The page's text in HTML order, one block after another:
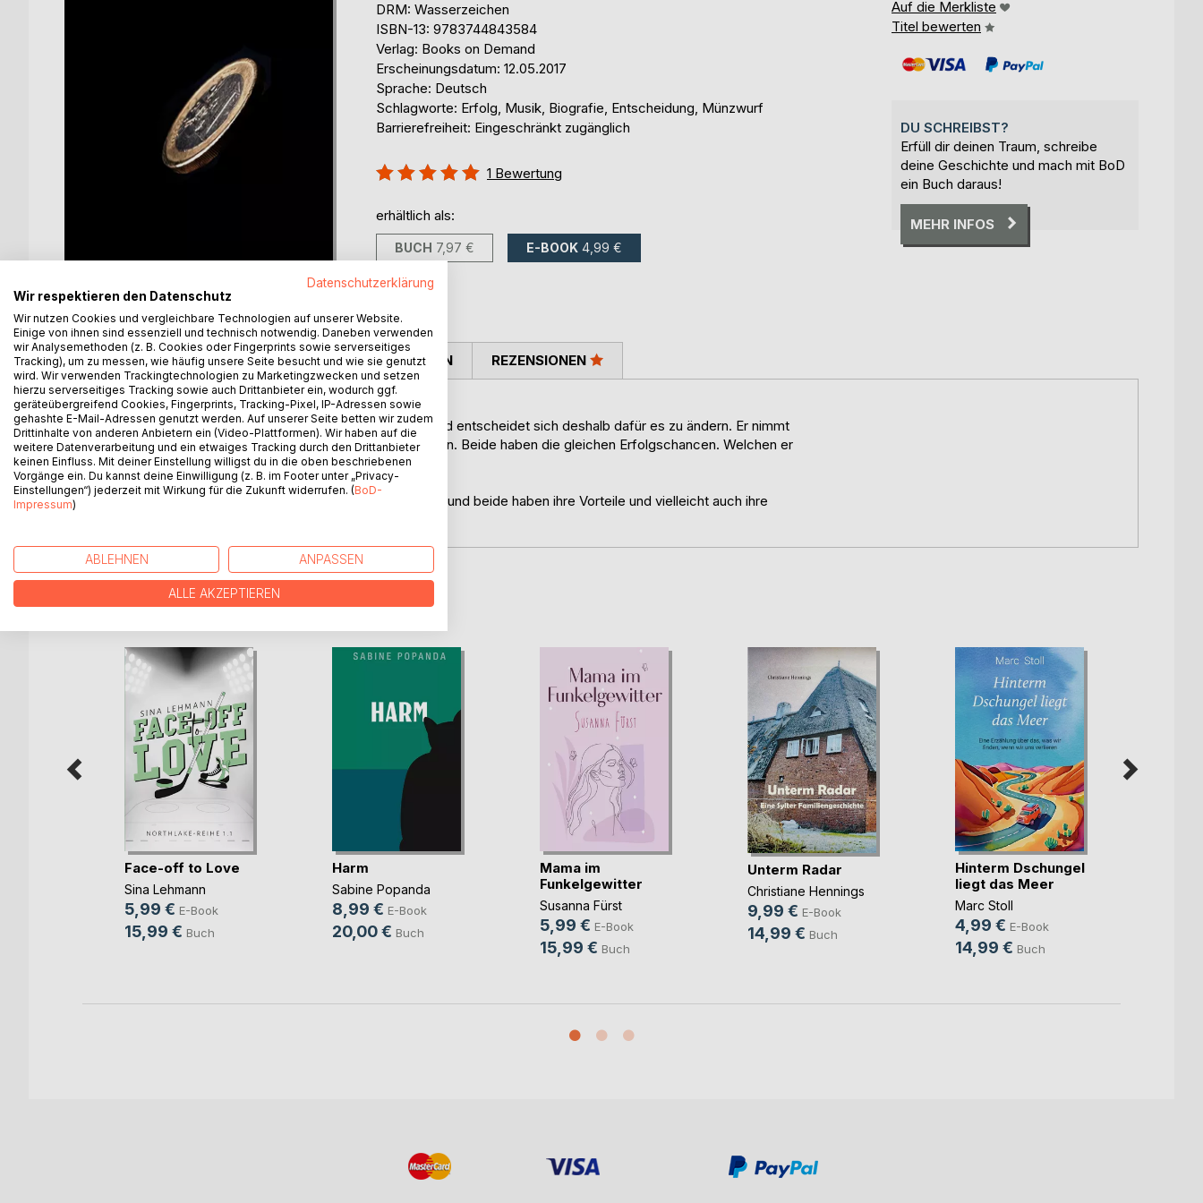
DRM: Wasserzeichen
ISBN-13: 9783744843584
Verlag: Books on Demand
Erscheinungsdatum: 12.05.2017
Sprache: Deutsch
Schlagworte: Erfolg, Musik, Biografie, Entscheidung, Münzwurf
Barrierefreiheit: Eingeschränkt zugänglich
Bewertung::
1 Bewertung
erhältlich als:
BUCH 7,97 € E-BOOK 4,99 €
Auf die Merkliste
Titel bewerten
DU SCHREIBST?
Erfüll dir deinen Traum, schreibe
deine Geschichte und mach mit BoD
ein Buch daraus!
MEHR INFOS
BESCHREIBUNG
Ein Wurf - Eine Entscheidung
Jason hat keine Lust mehr auf sein langweiliges Leben und entscheidet sich deshalb dafür es zu ändern. Er nimmt
eine Münze um sich zwischen zwei Wegen zu entscheiden. Beide haben die gleichen Erfolgschancen. Welchen er
nimmt bestimmt die Münze.
Zahl oder Kopf?
Beide möglichen Zeitstränge werden in dem Buch erzählt und beide haben ihre Vorteile und vielleicht auch ihre
AUTOR/IN PRESSESTIMMEN REZENSIONEN
WEITERE TITEL BEIBoD
Face-off to Love
Sina Lehmann
5,99 € E-Book
15,99 € Buch
Harm
Sabine Popanda
8,99 € E-Book
20,00 € Buch
Mama im
Funkelgewitter
Susanna Fürst
5,99 € E-Book
15,99 € Buch
Unterm Radar
Christiane Hennings
9,99 € E-Book
14,99 € Buch
Hinterm Dschungel
liegt das Meer
Marc Stoll
4,99 € E-Book
14,99 € Buch
Datenschutzerklärung
Wir respektieren den Datenschutz
Wir nutzen Cookies und vergleichbare Technologien auf unserer Website.
Einige von ihnen sind essenziell und technisch notwendig. Daneben verwenden
wir Analysemethoden (z. B. Cookies oder Fingerprints sowie serverseitiges
Tracking), um zu messen, wie häufig unsere Seite besucht und wie sie genutzt
wird. Wir verwenden Trackingtechnologien zu Marketingzwecken und setzen
hierzu serverseitiges Tracking sowie auch Drittanbieter ein, wodurch ggf.
geräteübergreifend Cookies, Fingerprints, Tracking-Pixel, IP-Adressen sowie
gehashte E-Mail-Adressen genutzt werden. Auf unserer Seite betten wir zudem
Drittinhalte von anderen Anbietern ein (Video-Plattformen). Wir haben auf die
weitere Datenverarbeitung und ein etwaiges Tracking durch den Drittanbieter
keinen Einfluss. Mit deiner Einstellung willigst du in die oben beschriebenen
Vorgänge ein. Du kannst deine Einwilligung (z. B. im Footer unter „Privacy-
Einstellungen“) jederzeit mit Wirkung für die Zukunft widerrufen. (BoD-
Impressum)
ABLEHNEN ANPASSEN
ALLE AKZEPTIEREN